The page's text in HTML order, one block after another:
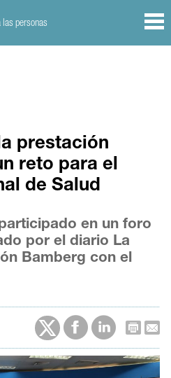
personas
prestación
reto para el
de Salud
en un foro
por el diario La
Bamberg con el